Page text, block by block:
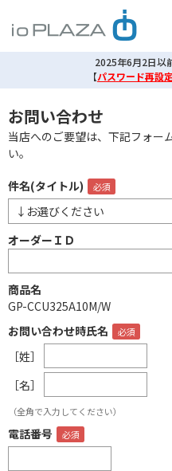
2025年6月2日以
【パスワード再設
お問い合わせ
当店へのご要望は、下記フォー
い。
件名(タイトル)
オーダーＩＤ
商品名
GP-CCU325A10M/W
お問い合わせ時氏名
［姓］
［名］
（全角で入力してください）
電話番号